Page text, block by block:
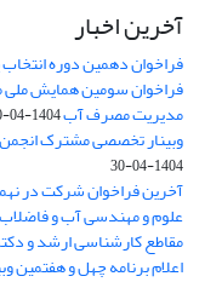
آخرین اخبار
فراخوان دهمین دوره انتخاب
فراخوان سومین همایش
مدیریت مصرف آب1404-04-30
وبینار تخصصی مشترک
1404-04-30
آخرین فراخوان شرکت در
مقاطع کارشناسی ارشد و
اعلام برنامه چهل و هفتمین